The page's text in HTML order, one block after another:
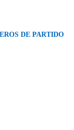
DE PARTIDO